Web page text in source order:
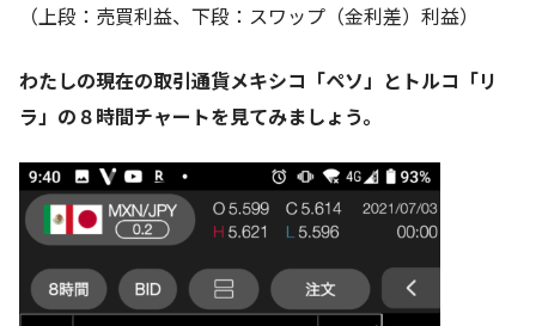
（上段：売買利益、下段：スワップ（金利差）利益）
わたしの現在の取引通貨メキシコ「ペソ」とトルコ「リ
ラ」の８時間チャートを見てみましょう。